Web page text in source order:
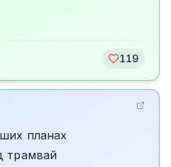
119
планах
трамвай